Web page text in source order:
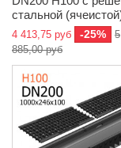
стальной
4 413,75 руб -25%
5
885,00 руб